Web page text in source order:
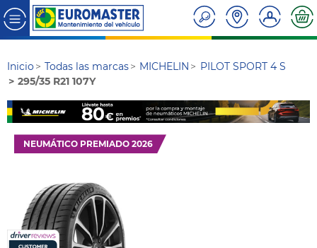
Inicio Todas las marcas MICHELIN
PILOT SPORT 4 S
295/35 R21 107Y
NEUMÁTICO PREMIADO 2026